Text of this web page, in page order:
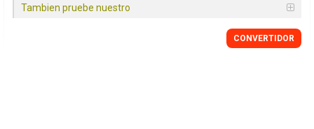
Tambien pruebe nuestro
CONVERTIDOR